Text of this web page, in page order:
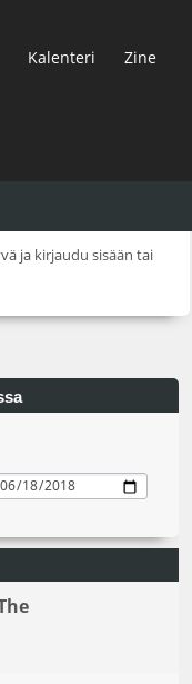
Kalenteri Zine
ja kirjaudu sisään tai